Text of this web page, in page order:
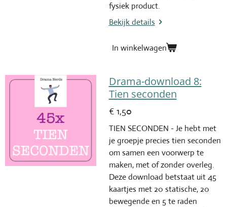
fysiek product.
Bekijk details
In winkelwagen
Drama-download 8:
Tien seconden
€ 1,50
TIEN SECONDEN - Je hebt met
je groepje precies tien seconden
om samen een voorwerp te
maken, met of zonder overleg.
Deze download betstaat uit 45
kaartjes met 20 statische, 20
bewegende en 5 te raden